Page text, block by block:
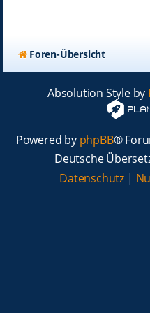
Foren-Übersicht
Absolution Style by
Powered by phpBB®
Deutsche
Datenschutz |